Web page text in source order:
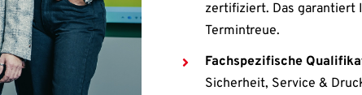
zertifiziert. Das garantiert
Termintreue.
Fachspezifische
Sicherheit, Service &